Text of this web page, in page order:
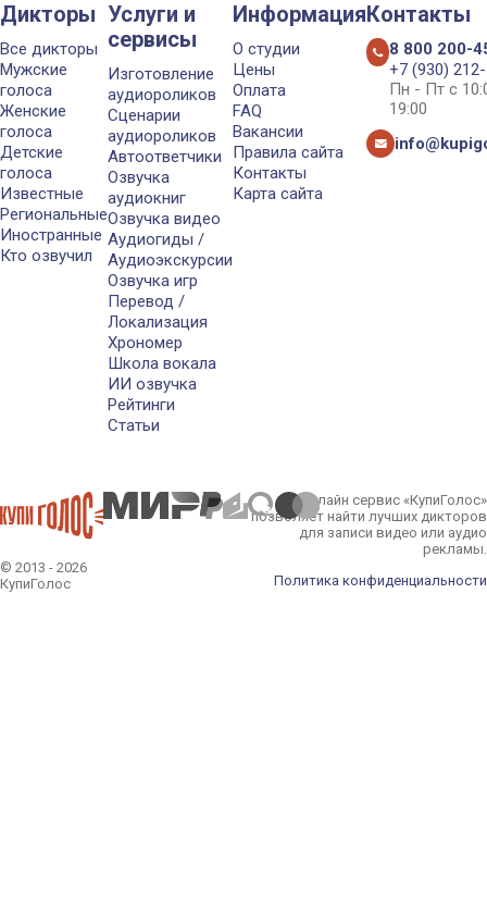
Дикторы
Все дикторы
Мужские
голоса
Женские
голоса
Детские
голоса
Известные
Региональные
Иностранные
Кто озвучил
Услуги и
сервисы
Изготовление
аудиороликов
Сценарии
аудиороликов
Автоответчики
Озвучка
аудиокниг
Озвучка видео
Аудиогиды /
Аудиоэкскурсии
Озвучка игр
Перевод /
Локализация
Хрономер
Школа вокала
ИИ озвучка
Рейтинги
Статьи
Информация
О студии
Цены
Оплата
FAQ
Вакансии
Правила сайта
Контакты
Карта сайта
Контакты
8 800 200-
+7 (930)
Пн - Пт с
19:00
© 2013 - 2026
КупиГолос
Онлайн сервис «КупиГолос»
позволяет найти лучших дикторов
для записи видео или аудио
рекламы.
Политика конфиденциальности